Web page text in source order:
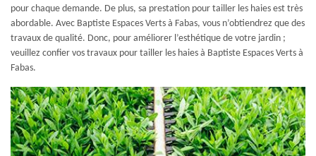
pour chaque demande. De plus, sa prestation pour tailler les haies est très
abordable. Avec Baptiste Espaces Verts à Fabas, vous n’obtiendrez que des
travaux de qualité. Donc, pour améliorer l’esthétique de votre jardin ;
veuillez confier vos travaux pour tailler les haies à Baptiste Espaces Verts à
Fabas.